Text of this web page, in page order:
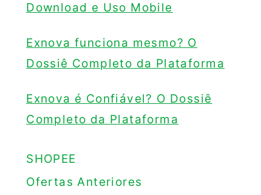
Download e Uso Mobile
Exnova funciona mesmo? O
Dossiê Completo da Plataforma
Exnova é Confiável? O Dossiê
Completo da Plataforma
SHOPEE
Ofertas Anteriores